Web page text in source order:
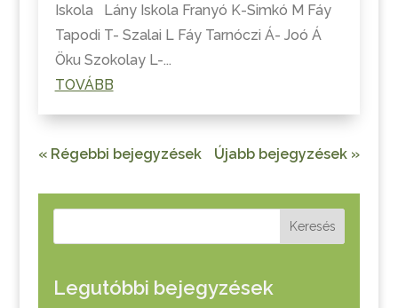
Iskola Lány Iskola Franyó K-Simkó M Fáy
Tapodi T- Szalai L Fáy Tarnóczi Á- Joó Á
Öku Szokolay L-...
TOVÁBB
« Régebbi bejegyzések Újabb bejegyzések »
Keresés
Legutóbbi bejegyzések